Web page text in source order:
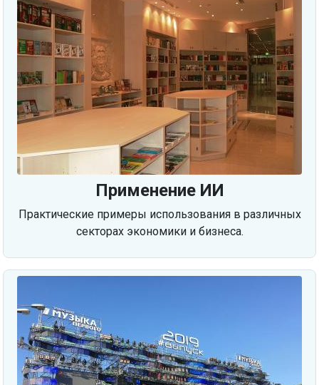
Применение ИИ
Практические примеры использования в различных
секторах экономики и бизнеса.